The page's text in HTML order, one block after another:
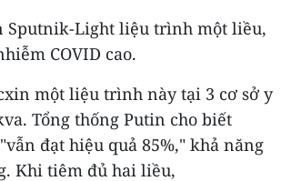
Sputnik-Light liệu trình một liều,
COVID cao.
một liệu trình này tại 3 cơ sở y
Tổng thống Putin cho biết
đạt hiệu quả 85%," khả năng
Khi tiêm đủ hai liều,